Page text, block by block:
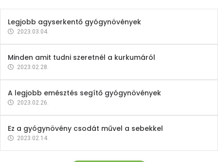
Legjobb agyserkentő gyógynövények
2023.03.04.
Minden amit tudni szeretnél a kurkumáról
2023.02.28.
A legjobb emésztés segítő gyógynövények
2023.02.26.
Ez a gyógynövény csodát művel a sebekkel
2023.02.14.
Vitaminok